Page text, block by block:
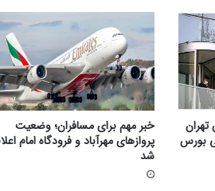
بورس
خبر مهم برای مسافران؛ وضعیت
پروازهای مهرآباد و فرودگاه امام
شد